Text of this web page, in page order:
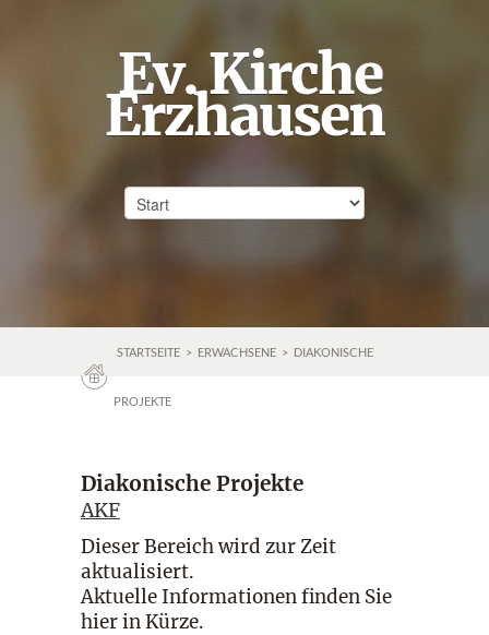
Ev. Kirche
Erzhausen
STARTSEITE > ERWACHSENE > DIAKONISCHE
PROJEKTE
Diakonische Projekte
AKF
Dieser Bereich wird zur Zeit
aktualisiert.
Aktuelle Informationen finden Sie
hier in Kürze.